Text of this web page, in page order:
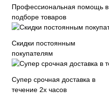
Профессиональная помощь в
подборе товаров
Скидки постоянным
покупателям
Супер срочная доставка в
течение 2х часов